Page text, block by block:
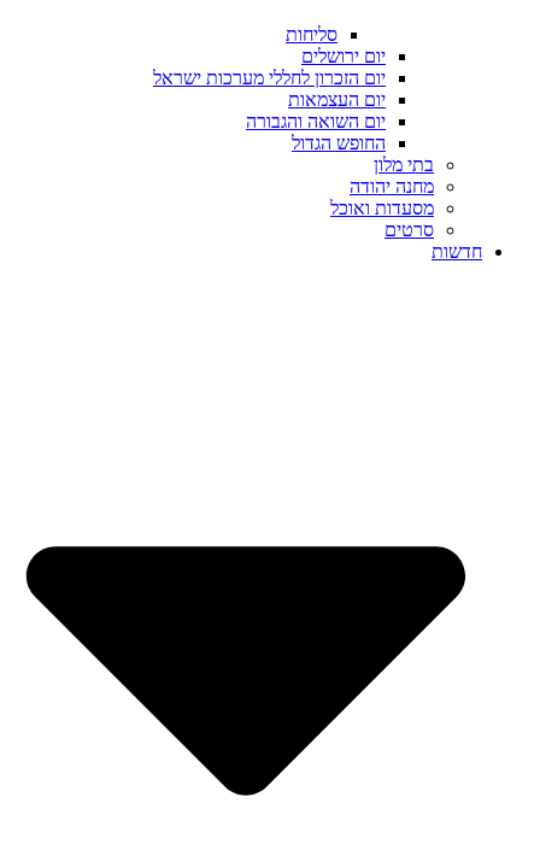
סליחות
יום ירושלים
יום הזכרון לחללי מערכות ישראל
יום העצמאות
יום השואה והגבורה
החופש הגדול
בתי מלון
מחנה יהודה
מסעדות ואוכל
סרטים
חדשות